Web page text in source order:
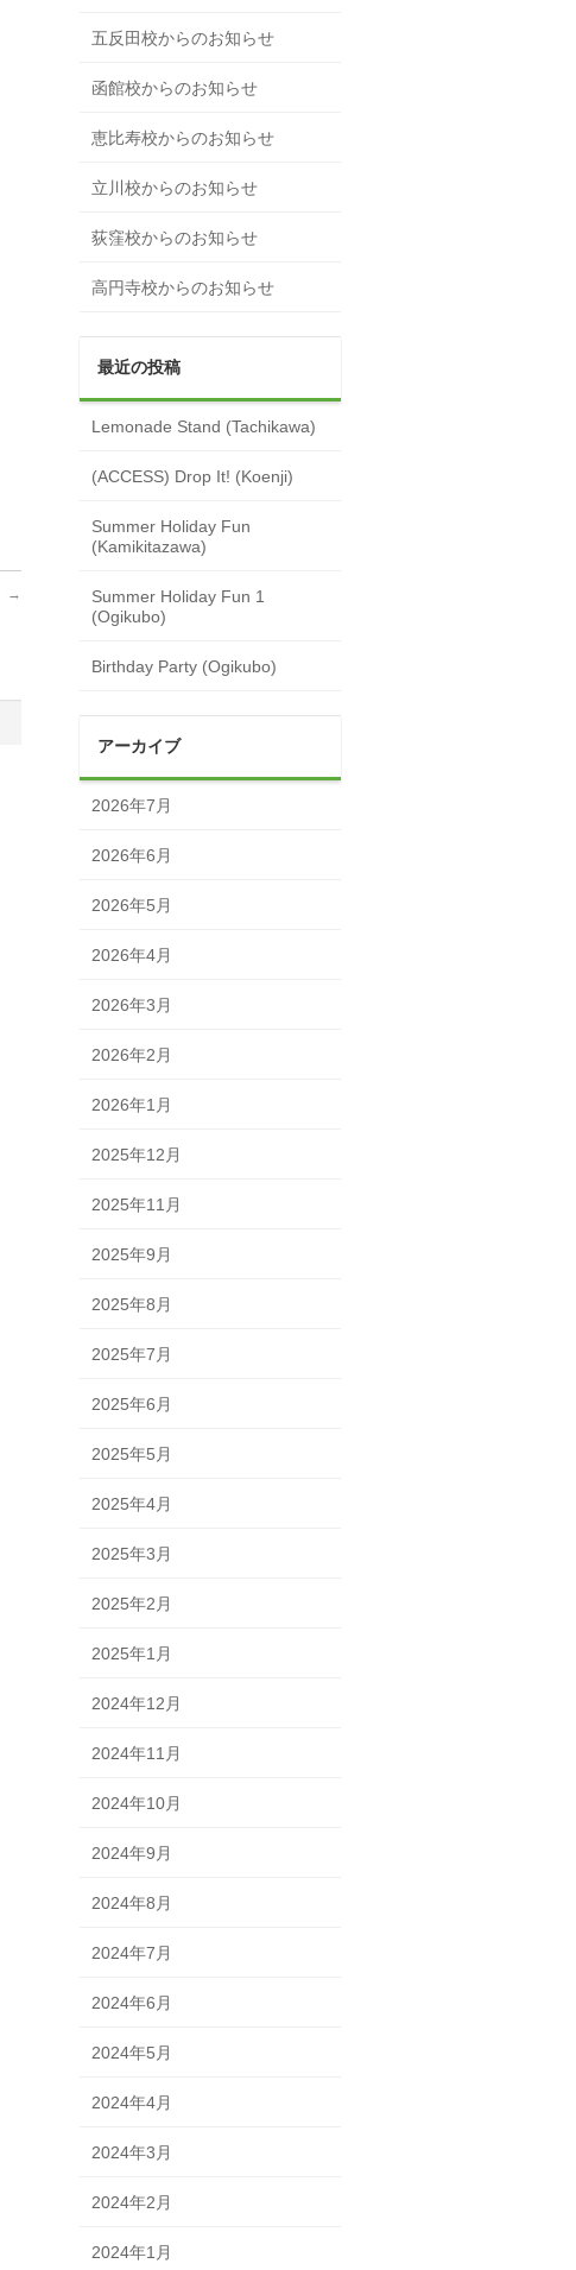
→
五反田校からのお知らせ
函館校からのお知らせ
恵比寿校からのお知らせ
立川校からのお知らせ
荻窪校からのお知らせ
高円寺校からのお知らせ
最近の投稿
Lemonade Stand (Tachikawa)
(ACCESS) Drop It! (Koenji)
Summer Holiday Fun
(Kamikitazawa)
Summer Holiday Fun 1
(Ogikubo)
Birthday Party (Ogikubo)
アーカイブ
2026年7月
2026年6月
2026年5月
2026年4月
2026年3月
2026年2月
2026年1月
2025年12月
2025年11月
2025年9月
2025年8月
2025年7月
2025年6月
2025年5月
2025年4月
2025年3月
2025年2月
2025年1月
2024年12月
2024年11月
2024年10月
2024年9月
2024年8月
2024年7月
2024年6月
2024年5月
2024年4月
2024年3月
2024年2月
2024年1月